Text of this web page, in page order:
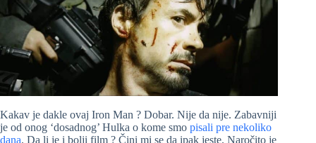
Kakav je dakle ovaj Iron Man ? Dobar. Nije da nije. Zabavniji
je od onog ‘dosadnog’ Hulka o kome smo pisali pre nekoliko
dana. Da li je i bolji film ? Čini mi se da ipak jeste. Naročito je